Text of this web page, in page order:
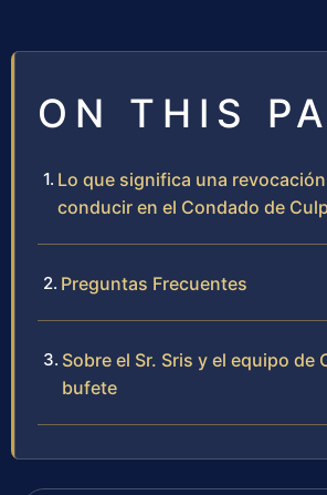
ON THIS
Lo que significa una
conducir en el Condado de
Preguntas Frecuentes
Sobre el Sr. Sris y el equipo de
bufete